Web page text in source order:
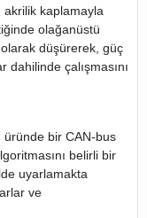
akrilik kaplamayla
olağanüstü
olarak düşürerek, güç
dahilinde çalışmasını
bir CAN-bus
belirli bir
uyarlamakta
ve